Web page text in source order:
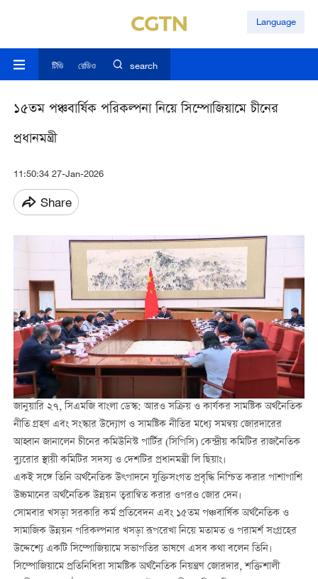
Language
টিভি রেডিও search
১৫তম পঞ্চবার্ষিক পরিকল্পনা নিয়ে সিম্পোজিয়ামে চীনের
প্রধানমন্ত্রী
11:50:34 27-Jan-2026
Share
জানুয়ারি ২৭, সিএমজি বাংলা ডেস্ক: আরও সক্রিয় ও কার্যকর সামষ্টিক অর্থনৈতিক
নীতি গ্রহণ এবং সংস্কার উদ্যোগ ও সামষ্টিক নীতির মধ্যে সমন্বয় জোরদারের
আহ্বান জানালেন চীনের কমিউনিস্ট পার্টির (সিপিসি) কেন্দ্রীয় কমিটির রাজনৈতিক
ব্যুরোর স্থায়ী কমিটির সদস্য ও দেশটির প্রধানমন্ত্রী লি ছিয়াং।
একই সঙ্গে তিনি অর্থনৈতিক উৎপাদনে যুক্তিসংগত প্রবৃদ্ধি নিশ্চিত করার পাশাপাশি
উচ্চমানের অর্থনৈতিক উন্নয়ন ত্বরান্বিত করার ওপরও জোর দেন।
সোমবার খসড়া সরকারি কর্ম প্রতিবেদন এবং ১৫তম পঞ্চবার্ষিক অর্থনৈতিক ও
সামাজিক উন্নয়ন পরিকল্পনার খসড়া রূপরেখা নিয়ে মতামত ও পরামর্শ সংগ্রহের
উদ্দেশ্যে একটি সিম্পোজিয়ামে সভাপতির ভাষণে এসব কথা বলেন তিনি।
সিম্পোজিয়ামে প্রতিনিধিরা সামষ্টিক অর্থনৈতিক নিয়ন্ত্রণ জোরদার, শক্তিশালী